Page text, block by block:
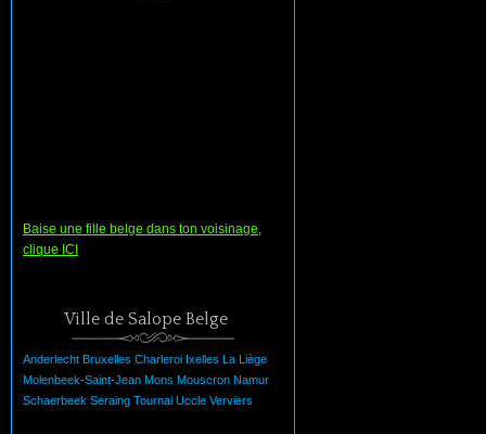
Baise une fille belge dans ton voisinage,
clique ICI
Ville de Salope Belge
Anderlecht Bruxelles Charleroi Ixelles La Liège
Molenbeek-Saint-Jean Mons Mouscron Namur
Schaerbeek Seraing Tournai Uccle Verviers